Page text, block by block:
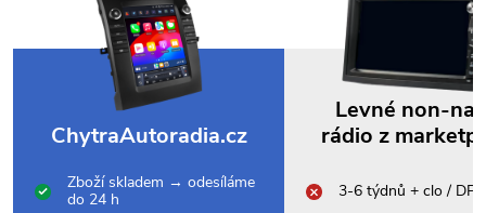
ChytraAutoradia.cz
Levné non-
rádio z
Zboží skladem → odesíláme
do 24 h
3-6 týdnů + clo /